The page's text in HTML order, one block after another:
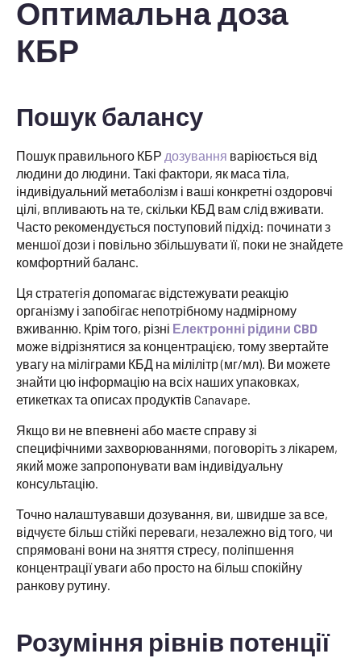
Оптимальна доза
КБР
Пошук балансу
Пошук правильного КБР дозування варіюється від
людини до людини. Такі фактори, як маса тіла,
індивідуальний метаболізм і ваші конкретні оздоровчі
цілі, впливають на те, скільки КБД вам слід вживати.
Часто рекомендується поступовий підхід: починати з
меншої дози і повільно збільшувати її, поки не знайдете
комфортний баланс.
Ця стратегія допомагає відстежувати реакцію
організму і запобігає непотрібному надмірному
вживанню. Крім того, різні Електронні рідини CBD
може відрізнятися за концентрацією, тому звертайте
увагу на міліграми КБД на мілілітр (мг/мл). Ви можете
знайти цю інформацію на всіх наших упаковках,
етикетках та описах продуктів Canavape.
Якщо ви не впевнені або маєте справу зі
специфічними захворюваннями, поговоріть з лікарем,
який може запропонувати вам індивідуальну
консультацію.
Точно налаштувавши дозування, ви, швидше за все,
відчуєте більш стійкі переваги, незалежно від того, чи
спрямовані вони на зняття стресу, поліпшення
концентрації уваги або просто на більш спокійну
ранкову рутину.
Розуміння рівнів потенції